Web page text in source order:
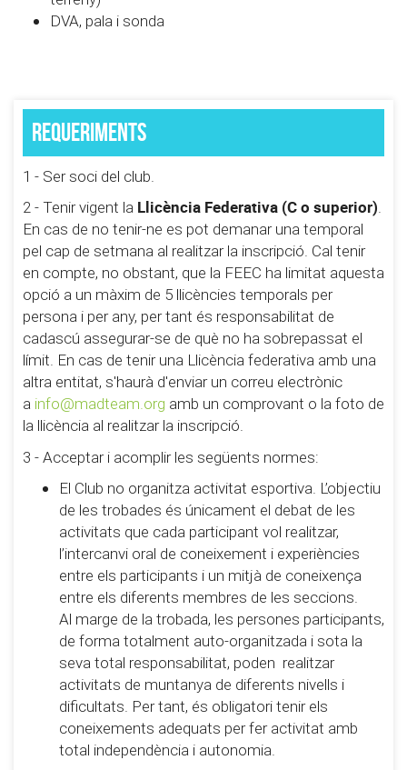
DVA, pala i sonda
Requeriments
1 - Ser soci del club.
2 - Tenir vigent la Llicència Federativa (C o superior).
En cas de no tenir-ne es pot demanar una temporal
pel cap de setmana al realitzar la inscripció. Cal tenir
en compte, no obstant, que la FEEC ha limitat aquesta
opció a un màxim de 5 llicències temporals per
persona i per any, per tant és responsabilitat de
cadascú assegurar-se de què no ha sobrepassat el
límit. En cas de tenir una Llicència federativa amb una
altra entitat, s'haurà d'enviar un correu electrònic
a info@madteam.org amb un comprovant o la foto de
la llicència al realitzar la inscripció.
3 - Acceptar i acomplir les següents normes:
El Club no organitza activitat esportiva. L’objectiu
de les trobades és únicament el debat de les
activitats que cada participant vol realitzar,
l’intercanvi oral de coneixement i experiències
entre els participants i un mitjà de coneixença
entre els diferents membres de les seccions.
Al marge de la trobada, les persones participants,
de forma totalment auto-organitzada i sota la
seva total responsabilitat, poden realitzar
activitats de muntanya de diferents nivells i
dificultats. Per tant, és obligatori tenir els
coneixements adequats per fer activitat amb
total independència i autonomia.